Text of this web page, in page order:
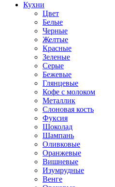
Кухни
Цвет
Белые
Черные
Желтые
Красные
Зеленые
Серые
Бежевые
Глянцевые
Кофе с молоком
Металлик
Слоновая кость
Фуксия
Шоколад
Шампань
Оливковые
Оранжевые
Вишневые
Изумрудные
Венге